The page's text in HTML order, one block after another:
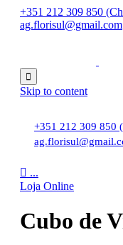
+351 212 309 850
ag.florisul@gmail.com

Skip to content
+351 212 309 850
 ...
Loja Online
Cubo de